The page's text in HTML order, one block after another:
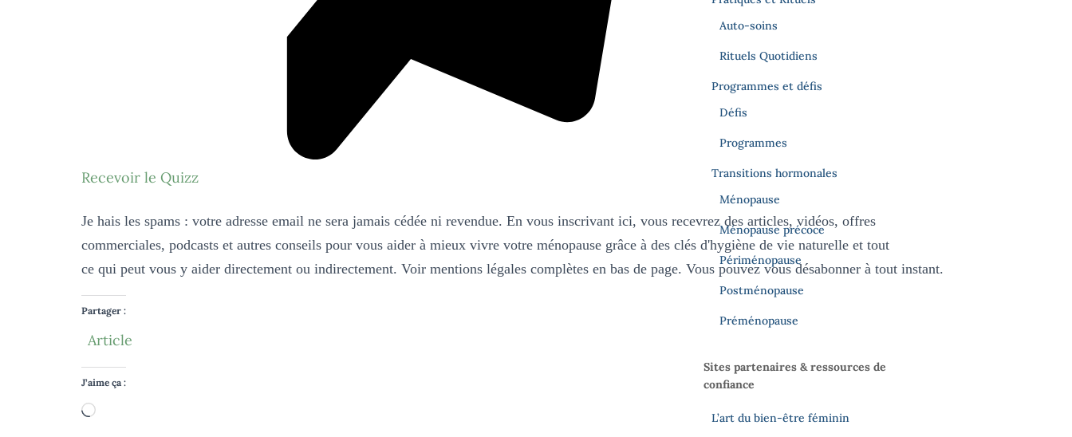
Recevoir le Quizz
Je hais les spams : votre adresse email ne sera jamais cédée ni revendue. En vous inscrivant ici, vous recevrez des articles, vidéos, offres
commerciales, podcasts et autres conseils pour vous aider à mieux vivre votre ménopause grâce à des clés d'hygiène de vie naturelle et tout
ce qui peut vous y aider directement ou indirectement. Voir mentions légales complètes en bas de page. Vous pouvez vous désabonner à tout instant.
Partager :
Article
J’aime ça :
Chargement…
Auto-soins
Rituels Quotidiens
Programmes et défis
Défis
Programmes
Transitions hormonales
Ménopause
Ménopause précoce
Périménopause
Postménopause
Préménopause
Sites partenaires & ressources de
confiance
L’art du bien-être féminin